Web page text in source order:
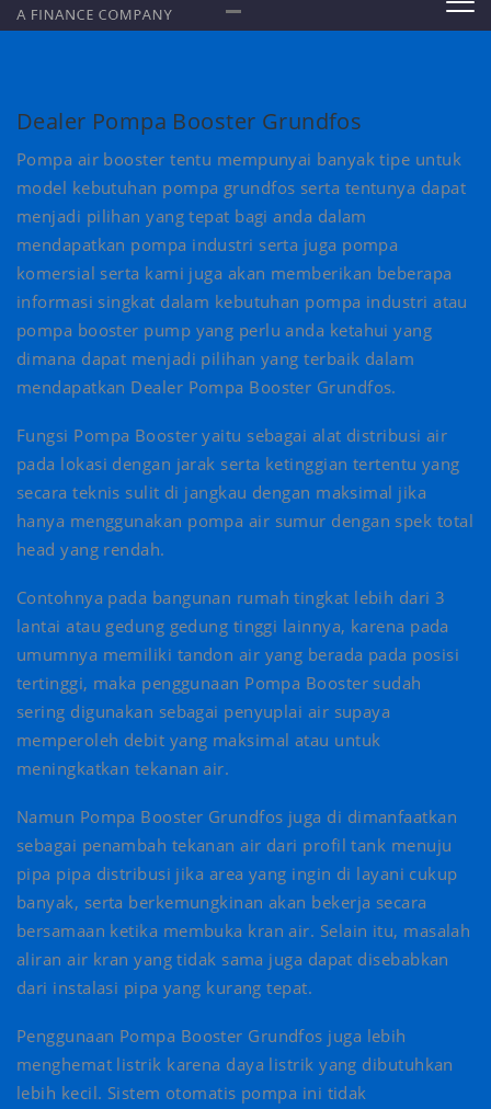
Dealer Pompa Booster Grundfos
Pompa air booster tentu mempunyai banyak tipe untuk
model kebutuhan pompa grundfos serta tentunya dapat
menjadi pilihan yang tepat bagi anda dalam
mendapatkan pompa industri serta juga pompa
komersial serta kami juga akan memberikan beberapa
informasi singkat dalam kebutuhan pompa industri atau
pompa booster pump yang perlu anda ketahui yang
dimana dapat menjadi pilihan yang terbaik dalam
mendapatkan Dealer Pompa Booster Grundfos.
Fungsi Pompa Booster yaitu sebagai alat distribusi air
pada lokasi dengan jarak serta ketinggian tertentu yang
secara teknis sulit di jangkau dengan maksimal jika
hanya menggunakan pompa air sumur dengan spek total
head yang rendah.
Contohnya pada bangunan rumah tingkat lebih dari 3
lantai atau gedung gedung tinggi lainnya, karena pada
umumnya memiliki tandon air yang berada pada posisi
tertinggi, maka penggunaan Pompa Booster sudah
sering digunakan sebagai penyuplai air supaya
memperoleh debit yang maksimal atau untuk
meningkatkan tekanan air.
Namun Pompa Booster Grundfos juga di dimanfaatkan
sebagai penambah tekanan air dari profil tank menuju
pipa pipa distribusi jika area yang ingin di layani cukup
banyak, serta berkemungkinan akan bekerja secara
bersamaan ketika membuka kran air. Selain itu, masalah
aliran air kran yang tidak sama juga dapat disebabkan
dari instalasi pipa yang kurang tepat.
Penggunaan Pompa Booster Grundfos juga lebih
menghemat listrik karena daya listrik yang dibutuhkan
lebih kecil. Sistem otomatis pompa ini tidak